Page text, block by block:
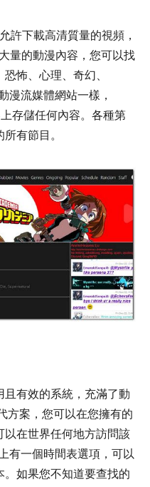
許下載高清質量的視頻，
量的動漫內容，您可以找
怖、心理、奇幻、
漫流媒體網站一樣，
存儲任何內容。各種第
有節目。
有效的系統，充滿了動
方案，您可以在您擁有的
以在世界任何地方訪問該
有一個時間表選項，可以
如果您不知道要查找的